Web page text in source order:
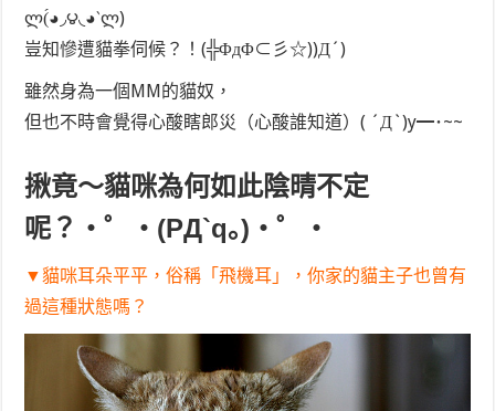
ლ(́◕◞౪◟◕‵ლ)
豈知慘遭貓拳伺候？！(╬ΦдΦ⊂彡☆))Д´)
雖然身為一個MM的貓奴，
但也不時會覺得心酸瞎郎災（心酸誰知道）( ´Д`)y━･~~
揪竟～貓咪為何如此陰晴不定
呢？・゜・(PД`q｡)・゜・
▼貓咪耳朵平平，俗稱「飛機耳」，你家的貓主子也曾有
過這種狀態嗎？